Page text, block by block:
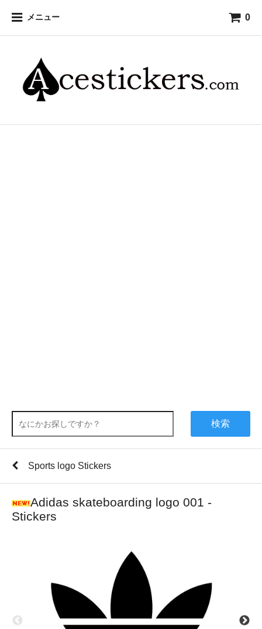
メニュー 0
検索
Sports logo Stickers
Adidas skateboarding logo 001 -
Stickers